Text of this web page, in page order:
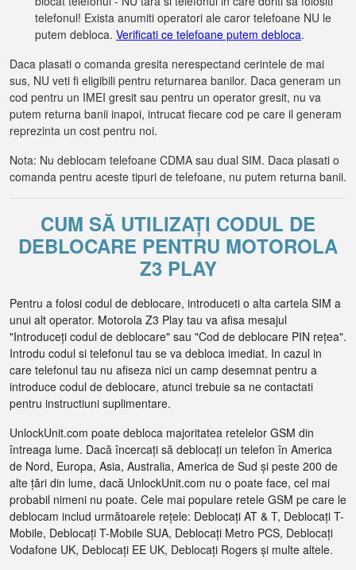
telefonul! Exista anumiti operatori ale caror telefoane NU le
putem debloca. Verificati ce telefoane putem debloca.
Daca plasati o comanda gresita nerespectand cerintele de mai
sus, NU veti fi eligibili pentru returnarea banilor. Daca generam un
cod pentru un IMEI gresit sau pentru un operator gresit, nu va
putem returna banii inapoi, intrucat fiecare cod pe care il generam
reprezinta un cost pentru noi.
Nota: Nu deblocam telefoane CDMA sau dual SIM. Daca plasati o
comanda pentru aceste tipuri de telefoane, nu putem returna banii.
CUM SĂ UTILIZAȚI CODUL DE
DEBLOCARE PENTRU MOTOROLA
Z3 PLAY
Pentru a folosi codul de deblocare, introduceti o alta cartela SIM a
unui alt operator. Motorola Z3 Play tau va afisa mesajul
"Introduceți codul de deblocare" sau "Cod de deblocare PIN rețea".
Introdu codul si telefonul tau se va debloca imediat. In cazul in
care telefonul tau nu afiseza nici un camp desemnat pentru a
introduce codul de deblocare, atunci trebuie sa ne contactati
pentru instructiuni suplimentare.
UnlockUnit.com poate debloca majoritatea retelelor GSM din
întreaga lume. Dacă încercați să deblocați un telefon în America
de Nord, Europa, Asia, Australia, America de Sud și peste 200 de
alte țări din lume, dacă UnlockUnit.com nu o poate face, cel mai
probabil nimeni nu poate. Cele mai populare retele GSM pe care le
deblocam includ următoarele rețele: Deblocați AT & T, Deblocați T-
Mobile, Deblocați T-Mobile SUA, Deblocați Metro PCS, Deblocați
Vodafone UK, Deblocați EE UK, Deblocați Rogers și multe altele.